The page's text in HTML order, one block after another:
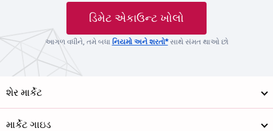
ડિમેટ એકાઉન્ટ ખોલો
આગળ વધીને, તમે બધા નિયમો અને શરતો*સાથે સંમત થાઓ છો
શેર માર્કેટ
માર્કેટ ગાઇડ